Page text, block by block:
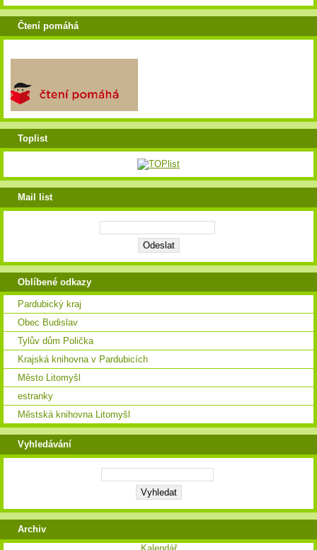
Čtení pomáhá
Toplist
Mail list
Oblíbené odkazy
Pardubický kraj
Obec Budislav
Tylův dům Polička
Krajská knihovna v Pardubicích
Město Litomyšl
estranky
Městská knihovna Litomyšl
Vyhledávání
Archiv